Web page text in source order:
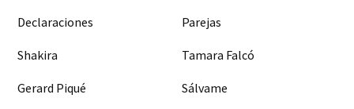
Declaraciones Parejas
Shakira Tamara Falcó
Gerard Piqué Sálvame